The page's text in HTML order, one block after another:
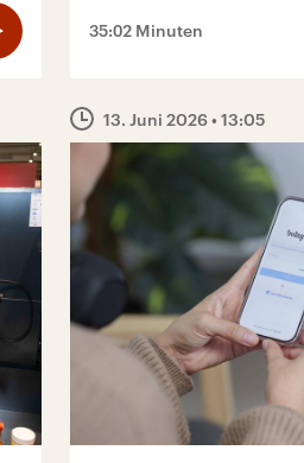
35:02 Minuten
13. Juni 2026• 13:05